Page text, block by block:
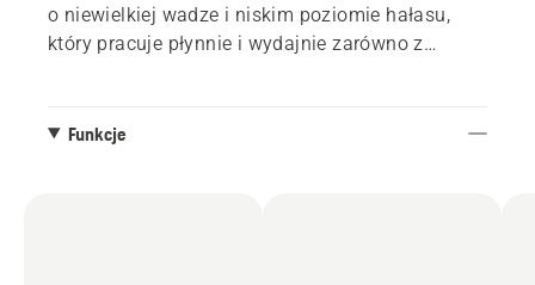
o niewielkiej wadze i niskim poziomie hałasu,
który pracuje płynnie i wydajnie zarówno z
Husqvarna X-PRECISION™ ¼” mini .
Funkcje